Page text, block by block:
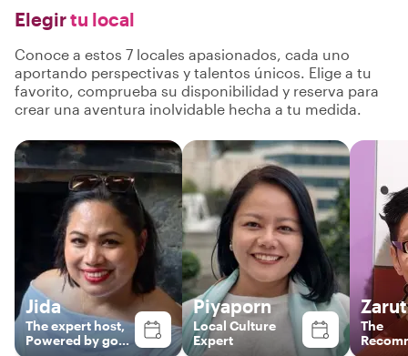
Elegirtu local
Conoce a estos 7 locales apasionados, cada uno
aportando perspectivas y talentos únicos. Elige a tu
favorito, comprueba su disponibilidad y reserva para
crear una aventura inolvidable hecha a tu medida.
Jida
The expert host,
Powered by good
Piyaporn
Local Culture
Expert
Zarut
The